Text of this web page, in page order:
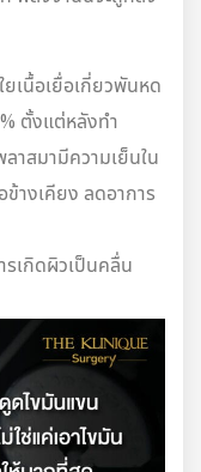
เนื้อเยื่อเกี่ยวพันหด
ตั้งแต่หลังทำ
สมามีความเย็นใน
ข้างเคียง ลดอาการ
เกิดผิวเป็นคลื่น